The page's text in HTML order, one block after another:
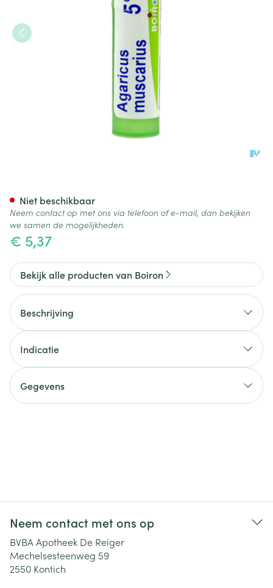
€ 5,37
Niet beschikbaar
Neem contact op met ons via telefoon of e-mail, dan bekijken
we samen de mogelijkheden.
Bekijk alle producten van Boiron
Beschrijving
Indicatie
Gegevens
Neem contact met ons op
BVBA Apotheek De Reiger
Mechelsesteenweg 59
2550 Kontich